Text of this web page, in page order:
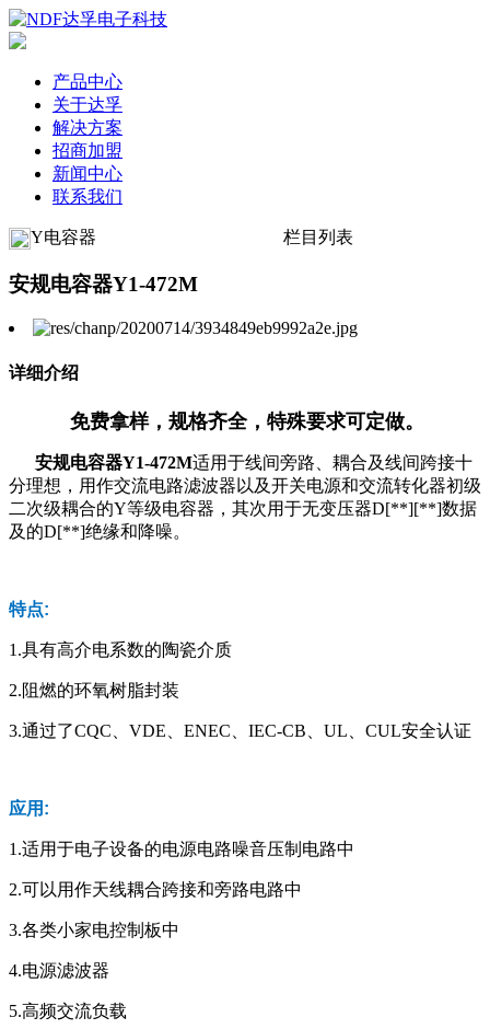
产品中心
关于达孚
解决方案
招商加盟
新闻中心
联系我们
Y电容器 栏目列表
安规电容器Y1-472M
详细介绍
免费拿样，规格齐全，特殊要求可定做。
安规电容器Y1-472M适用于线间旁路、耦合及线间跨接十
分理想，用作交流电路滤波器以及开关电源和交流转化器初级
二次级耦合的Y等级电容器，其次用于无变压器D[**][**]数据
及的D[**]绝缘和降噪。
特点:
1.具有高介电系数的陶瓷介质
2.阻燃的环氧树脂封装
3.通过了CQC、VDE、ENEC、IEC-CB、UL、CUL安全认证
应用:
1.适用于电子设备的电源电路噪音压制电路中
2.可以用作天线耦合跨接和旁路电路中
3.各类小家电控制板中
4.电源滤波器
5.高频交流负载